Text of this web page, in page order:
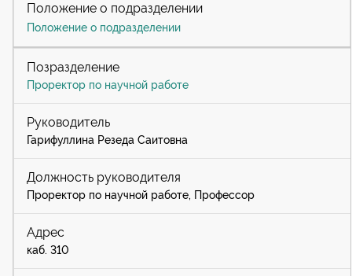
Положение о подразделении
Проректор по научной работе
Гарифуллина Резеда Саитовна
Проректор по научной работе, Профессор
каб. 310